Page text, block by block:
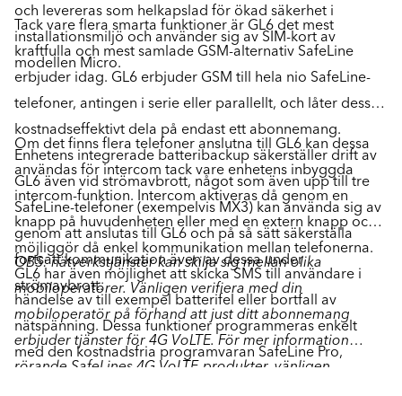
och levereras som helkapslad för ökad säkerhet i
installationsmiljö och använder sig av SIM-kort av
modellen Micro.
Tack vare flera smarta funktioner är GL6 det mest
kraftfulla och mest samlade GSM-alternativ SafeLine
erbjuder idag. GL6 erbjuder GSM till hela nio SafeLine-
telefoner, antingen i serie eller parallellt, och låter dessa
kostnadseffektivt dela på endast ett abonnemang.
Enhetens integrerade batteribackup säkerställer drift av
GL6 även vid strömavbrott, något som även upp till tre
SafeLine-telefoner (exempelvis MX3) kan använda sig av
genom att anslutas till GL6 och på så sätt säkerställa
fortsatt kommunikation även av dessa under
strömavbrott.
Om det finns flera telefoner anslutna till GL6 kan dessa
användas för intercom tack vare enhetens inbyggda
intercom-funktion. Intercom aktiveras då genom en
knapp på huvudenheten eller med en extern knapp och
möjliggör då enkel kommunikation mellan telefonerna.
GL6 har även möjlighet att skicka SMS till användare i
händelse av till exempel batterifel eller bortfall av
nätspänning. Dessa funktioner programmeras enkelt
med den kostnadsfria programvaran SafeLine Pro,
OBS: nätverkstjänster kan skilja sig mellan olika
mobiloperatörer. Vänligen verifiera med din
mobiloperatör på förhand att just ditt abonnemang
erbjuder tjänster för 4G VoLTE. För mer information
rörande SafeLines 4G VoLTE-produkter, vänligen